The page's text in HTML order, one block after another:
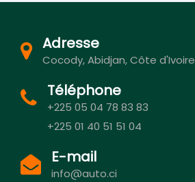
Adresse
Cocody, Abidjan, Côte d'Ivoire
Téléphone
+225 05 04 78 83 83
+225 01 40 51 51 04
E-mail
info@auto.ci